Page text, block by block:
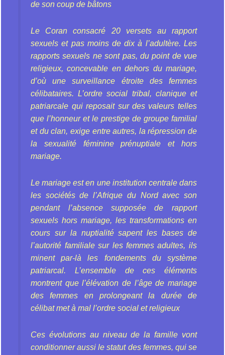
de son coup de bâtons
Le Coran consacré 20 versets au rapport
sexuels et pas moins de dix à l’adultère. Les
rapports sexuels ne sont pas, du point de vue
religieux, concevable en dehors du mariage,
d’où une surveillance étroite des femmes
célibataires. L’ordre social tribal, clanique et
patriarcale qui reposait sur des valeurs telles
que l’honneur et le prestige de groupe familial
et du clan, exige entre autres, la répression de
la sexualité féminine prénuptiale et hors
mariage.
Le mariage est en une institution centrale dans
les sociétés de l’Afrique du Nord avec son
pendant l’absence supposée de rapport
sexuels hors mariage, les transformations en
cours sur la nuptialité sapent les bases de
l’autorité familiale sur les femmes adultes, ils
minent par-là les fondements du système
patriarcal. L’ensemble de ces éléments
montrent que l’élévation de l’âge de mariage
des femmes en prolongeant la durée de
célibat met à mal l’ordre social et religieux
Ces évolutions au niveau de la famille vont
conditionner aussi le statut des femmes, qui se